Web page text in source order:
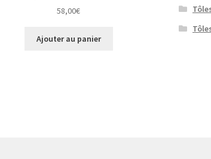
58,00€
Ajouter au panier